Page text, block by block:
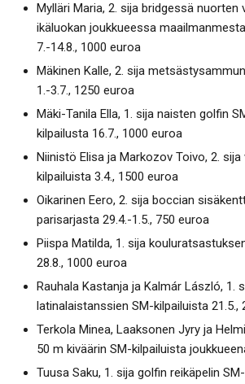
Mylläri Maria, 2. sija bridgessä nuorten
ikäluokan joukkueessa
7.-14.8., 1000 euroa
Mäkinen Kalle, 2. sija
1.-3.7., 1250 euroa
Mäki-Tanila Ella, 1. sija naisten golfin
kilpailusta 16.7., 1000 euroa
Niinistö Elisa ja Markozov Toivo, 2.
kilpailuista 3.4., 1500 euroa
Oikarinen Eero, 2. sija boccian
parisarjasta 29.4.-1.5., 750 euroa
Piispa Matilda, 1. sija
28.8., 1000 euroa
Rauhala Kastanja ja Kalmár László, 1.
latinalaistanssien SM-kilpailuista 21.5.,
Terkola Minea, Laaksonen Jyry ja
50 m kiväärin SM-kilpailuista
Tuusa Saku, 1. sija golfin reikäpelin